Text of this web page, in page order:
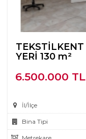
YERİ 130 m²
6.500.000 TL
İl/İlçe
Bina Tipi